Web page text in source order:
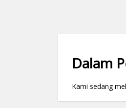
Dalam
Kami sedang